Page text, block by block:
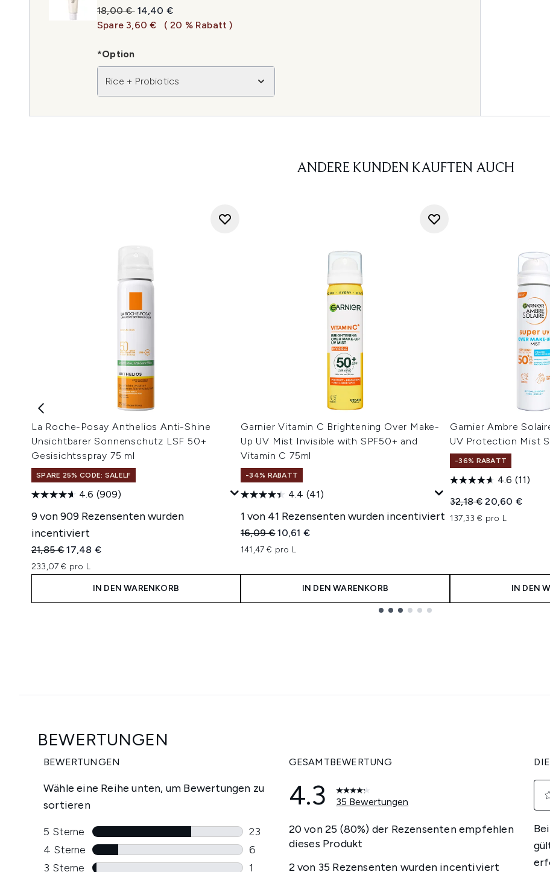
Unverbindliche Preisempfehlung:
18,00 € Aktueller Preis:
14,40 €
Spare 3,60 €
( 20 % Rabatt )
*Option
Rice + Probiotics
ANDERE KUNDEN KAUFTEN AUCH
La Roche-Posay Anthelios Anti-Shine
Unsichtbarer Sonnenschutz LSF 50+
Gesisichtsspray 75 ml
SPARE 25% CODE: SALELF
4.6 (909)
9 von 909 Rezensenten wurden
incentiviert
Unverbindliche Preisempfehlung:
21,85 €Aktueller Preis:
17,48 €
233,07 € pro L
IN DEN WARENKORB
Garnier Vitamin C Brightening Over Make-
Up UV Mist Invisible with SPF50+ and
Vitamin C 75ml
-34% RABATT
4.4 (41)
1 von 41 Rezensenten wurden incentiviert
Unverbindliche Preisempfehlung:
16,09 €Aktueller Preis:
10,61 €
141,47 € pro L
IN DEN WARENKORB
Garnier Ambre
UV Protection Mist
-36% RABATT
4.6 (11)
Unverbindliche
32,18 €Aktueller Preis:
20,60 €
137,33 € pro L
IN DEN